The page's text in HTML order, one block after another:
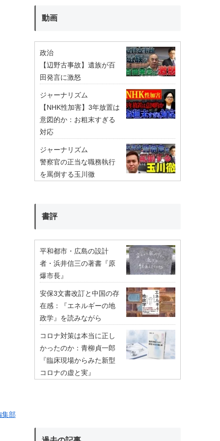
集部
動画
政治
【辺野古事故】遺族が百
田発言に激怒
ジャーナリズム
【NHK性加害】3年放置は
意図的か：お粗末すぎる
対応
ジャーナリズム
警察官の正当な職務執行
を罵倒する玉川徹
書評
平和都市・広島の設計
者・浜井信三の著書『原
爆市長』
安保3文書改訂と中国の存
在感：『エネルギーの地
政学』を読みながら
コロナ対策は本当に正し
かったのか：青柳貞一郎
『臨床現場からみた新型
コロナの虚と実』